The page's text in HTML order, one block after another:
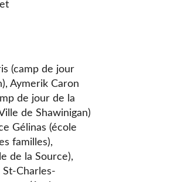
(camp de jour
Aymerik Caron
de jour de la
de Shawinigan)
Gélinas (école
familles),
de la Source),
St-Charles-